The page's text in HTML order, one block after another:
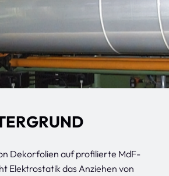
Dekorfolien auf profilierte MdF-
Elektrostatik das Anziehen von